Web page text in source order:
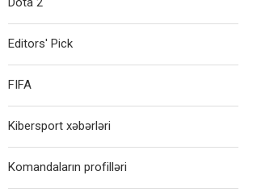
Editors' Pick
FIFA
Kibersport xəbərləri
Komandaların profilləri